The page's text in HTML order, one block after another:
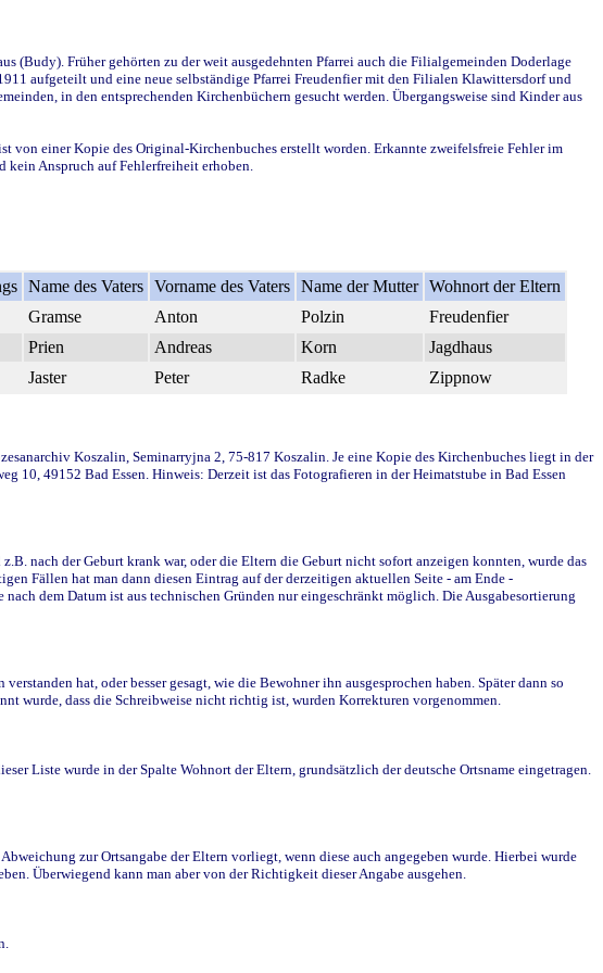
(Budy). Früher gehörten zu der weit ausgedehnten Pfarrei auch die Filialgemeinden Doderlage
aufgeteilt und eine neue selbständige Pfarrei Freudenfier mit den Filialen Klawittersdorf und
in den entsprechenden Kirchenbüchern gesucht werden. Übergangsweise sind Kinder aus
einer Kopie des Original-Kirchenbuches erstellt worden. Erkannte zweifelsfreie Fehler im
Anspruch auf Fehlerfreiheit erhoben.
Name des Vaters Vorname des Vaters Name der Mutter Wohnort der Eltern
Gramse Anton Polzin
Freudenfier
Prien Andreas Korn
Jagdhaus
Jaster Peter Radke Zippnow
Koszalin, Seminarryjna 2, 75-817 Koszalin. Je eine Kopie des Kirchenbuches liegt in der
10, 49152 Bad Essen. Hinweis: Derzeit ist das Fotografieren in der Heimatstube in Bad Essen
nach der Geburt krank war, oder die Eltern die Geburt nicht sofort anzeigen konnten, wurde das
Fällen hat man dann diesen Eintrag auf der derzeitigen aktuellen Seite - am Ende -
dem Datum ist aus technischen Gründen nur eingeschränkt möglich. Die Ausgabesortierung
hat, oder besser gesagt, wie die Bewohner ihn ausgesprochen haben. Später dann so
wurde, dass die Schreibweise nicht richtig ist, wurden Korrekturen vorgenommen.
Liste wurde in der Spalte Wohnort der Eltern, grundsätzlich der deutsche Ortsname eingetragen.
zur Ortsangabe der Eltern vorliegt, wenn diese auch angegeben wurde. Hierbei wurde
Überwiegend kann man aber von der Richtigkeit dieser Angabe ausgehen.